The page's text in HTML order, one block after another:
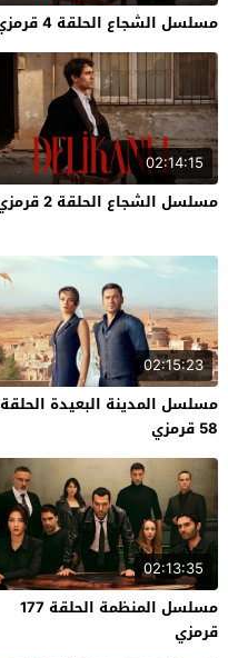
مسلسل الشجاع الحلقة 4 قرمزي
02:14:15
مسلسل الشجاع الحلقة 2 قرمزي
02:15:23
مسلسل المدينة البعيدة الحلقة
58 قرمزي
02:13:35
مسلسل المنظمة الحلقة 177
قرمزي